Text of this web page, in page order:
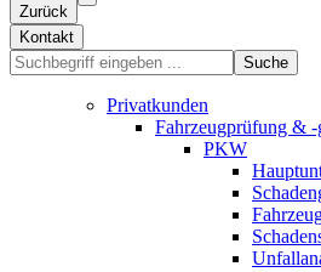
Zurück
Kontakt
Suche
Privatkunden
Fahrzeugprüfung & -
PKW